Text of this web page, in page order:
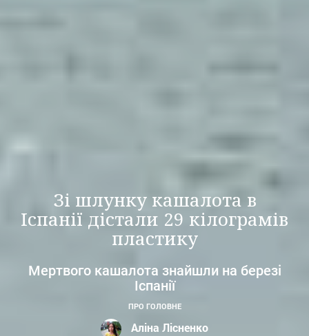
Зі шлунку кашалота в
Іспанії дістали 29 кілограмів
пластику
Мертвого кашалота знайшли на березі
Іспанії
ПРО ГОЛОВНЕ
Аліна Лісненко